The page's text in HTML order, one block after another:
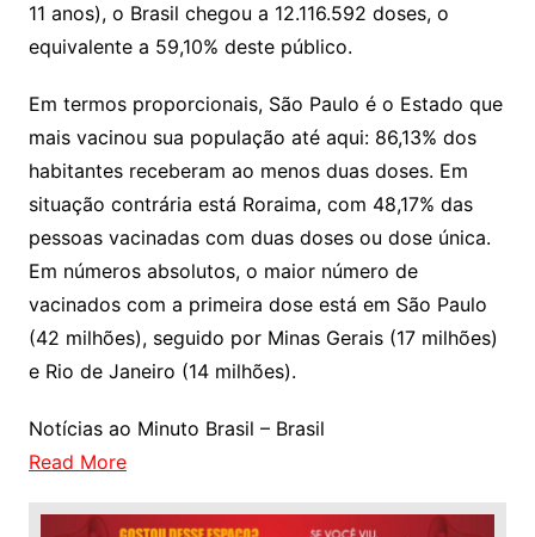
11 anos), o Brasil chegou a 12.116.592 doses, o
equivalente a 59,10% deste público.
Em termos proporcionais, São Paulo é o Estado que
mais vacinou sua população até aqui: 86,13% dos
habitantes receberam ao menos duas doses. Em
situação contrária está Roraima, com 48,17% das
pessoas vacinadas com duas doses ou dose única.
Em números absolutos, o maior número de
vacinados com a primeira dose está em São Paulo
(42 milhões), seguido por Minas Gerais (17 milhões)
e Rio de Janeiro (14 milhões).
Notícias ao Minuto Brasil – Brasil
Read More